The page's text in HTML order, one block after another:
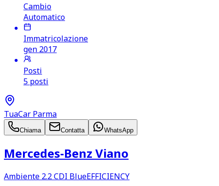
Cambio
Automatico
Immatricolazione
gen 2017
Posti
5 posti
TuaCar Parma
Chiama Contatta WhatsApp
Mercedes‑Benz Viano
Ambiente 2.2 CDI BlueEFFICIENCY